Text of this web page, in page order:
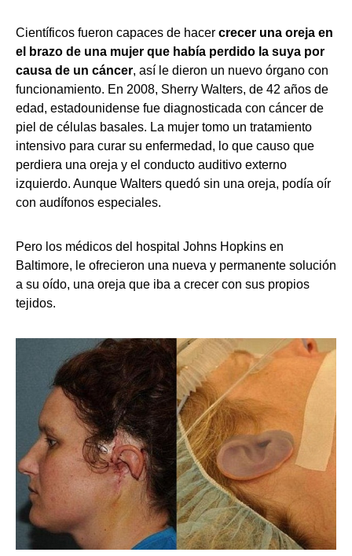
Científicos fueron capaces de hacer crecer una oreja en
el brazo de una mujer que había perdido la suya por
causa de un cáncer, así le dieron un nuevo órgano con
funcionamiento. En 2008, Sherry Walters, de 42 años de
edad, estadounidense fue diagnosticada con cáncer de
piel de células basales. La mujer tomo un tratamiento
intensivo para curar su enfermedad, lo que causo que
perdiera una oreja y el conducto auditivo externo
izquierdo. Aunque Walters quedó sin una oreja, podía oír
con audífonos especiales.
Pero los médicos del hospital Johns Hopkins en
Baltimore, le ofrecieron una nueva y permanente solución
a su oído, una oreja que iba a crecer con sus propios
tejidos.